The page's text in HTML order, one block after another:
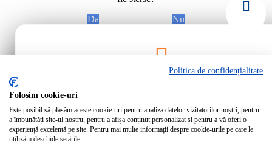
Abonează-te la newsletter-ul Bartrom pentru a primi cele mai noi
noutăți direct în inbox-ul tău.
Da
Nu
Politica de confidențialitate
Folosim cookie-uri
Este posibil să plasăm aceste cookie-uri pentru analiza datelor vizitatorilor noștri, pentru
a îmbunătăți site-ul nostru, pentru a afișa conținut personalizat și pentru a vă oferi o
experiență excelentă pe site. Pentru mai multe informații despre cookie-urile pe care le
utilizăm deschide setările.